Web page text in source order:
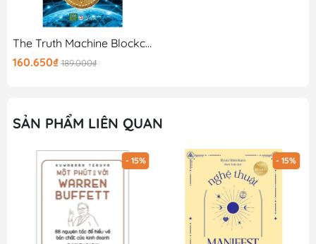
The Truth Machine Blockchain Và Tương Lai Của Tiền Tệ
160.650₫ 189.000₫
SẢN PHẨM LIÊN QUAN
- 15% - 15%